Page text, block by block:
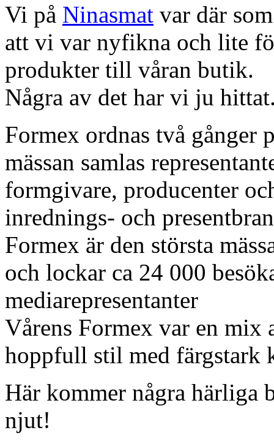
Vi på Ninasmat var där
att vi var nyfikna och lite
produkter till våran butik.
Några av det har vi ju
Formex ordnas två gånger
mässan samlas
formgivare, producenter
inrednings- och
Formex är den största
och lockar ca 24 000
mediarepresentanter
Vårens Formex var en mix
hoppfull stil med färgstark
Här kommer några härliga
njut!